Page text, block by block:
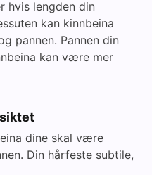
hvis lengden din
kan kinnbeina
pannen. Pannen din
kan være mer
dine skal være
Din hårfeste subtile,